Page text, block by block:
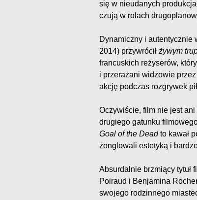
się w nieudanych
czują w rolach
Dynamiczny i autentycznie
2014) przywrócił żywym
francuskich reżyserów,
i przerażani widzowie
akcję podczas rozgrywek
Oczywiście, film nie jest
drugiego gatunku
Goal of the Deadto kawał
żonglowali estetyką i
Absurdalnie brzmiący tytuł
Poiraud i Benjamina
swojego rodzinnego